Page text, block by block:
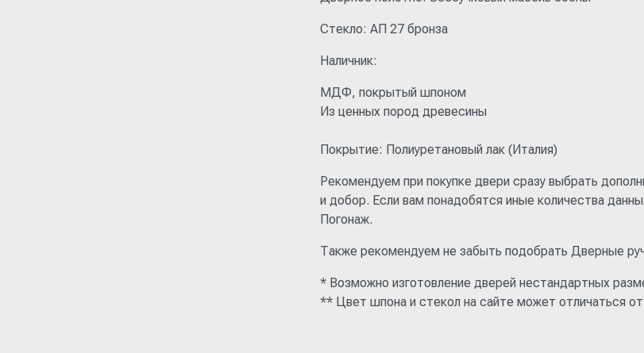
Стекло: АП 27 бронза
Наличник:
МДФ, покрытый шпоном
Из ценных пород древесины
Покрытие: Полиуретановый лак (Италия)
Рекомендуем при покупке двери сразу выбрать
и добор. Если вам понадобятся иные количества
Погонаж.
Также рекомендуем не забыть подобрать Дверные
* Возможно изготовление дверей нестандартных
** Цвет шпона и стекол на сайте может отличаться от